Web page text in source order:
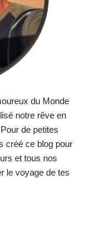
du Monde
notre rêve en
de petites
créé ce blog pour
et tous nos
le voyage de tes